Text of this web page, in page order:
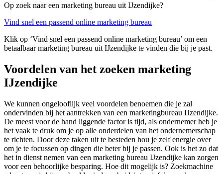
Op zoek naar een marketing bureau uit IJzendijke?
Vind snel een passend online marketing bureau
Klik op ‘Vind snel een passend online marketing bureau’ om een
betaalbaar marketing bureau uit IJzendijke te vinden die bij je past.
Voordelen van het zoeken marketing
IJzendijke
We kunnen ongelooflijk veel voordelen benoemen die je zal
ondervinden bij het aantrekken van een marketingbureau IJzendijke.
De meest voor de hand liggende factor is tijd, als ondernemer heb je
het vaak te druk om je op alle onderdelen van het ondernemerschap
te richten. Door deze taken uit te besteden hou je zelf energie over
om je te focussen op dingen die beter bij je passen. Ook is het zo dat
het in dienst nemen van een marketing bureau IJzendijke kan zorgen
voor een behoorlijke besparing. Hoe dit mogelijk is? Zoekmachine